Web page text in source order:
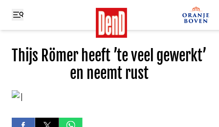
Thijs Römer heeft ’te veel gewerkt’
en neemt rust